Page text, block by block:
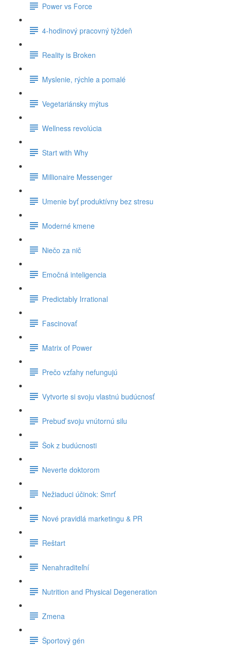
Power vs Force
4-hodinový pracovný týždeň
Reality is Broken
Myslenie, rýchle a pomalé
Vegetariánsky mýtus
Wellness revolúcia
Start with Why
Millionaire Messenger
Umenie byť produktívny bez stresu
Moderné kmene
Niečo za nič
Emočná inteligencia
Predictably Irrational
Fascinovať
Matrix of Power
Prečo vzťahy nefungujú
Vytvorte si svoju vlastnú budúcnosť
Prebuď svoju vnútornú silu
Šok z budúcnosti
Neverte doktorom
Nežiaduci účinok: Smrť
Nové pravidlá marketingu & PR
Reštart
Nenahraditeľní
Nutrition and Physical Degeneration
Zmena
Športový gén